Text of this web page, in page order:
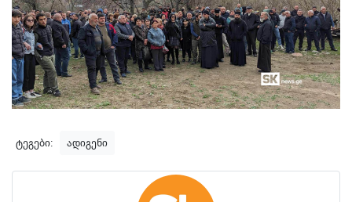
ტეგები: ადიგენი